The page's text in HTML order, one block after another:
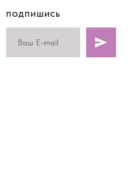
ПОДПИШИСЬ